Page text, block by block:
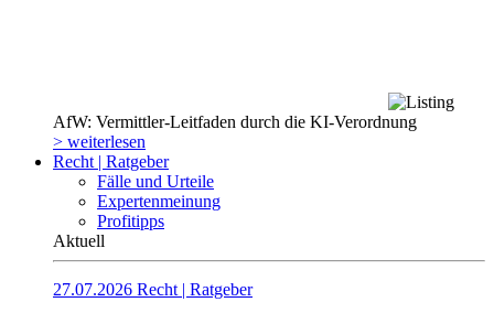
AfW: Vermittler-Leitfaden durch die KI-Verordnung
> weiterlesen
Recht | Ratgeber
Fälle und Urteile
Expertenmeinung
Profitipps
Aktuell
27.07.2026 Recht | Ratgeber